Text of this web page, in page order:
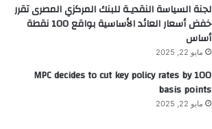
لجنة السياسة النقديـة للبنك المركزي المصرى تقرر
خفض أسعار العائد الأساسية بواقع 100 نقطة
أساس
مايو 22, 2025
MPC decides to cut key policy rates by 100
basis points
مايو 22, 2025